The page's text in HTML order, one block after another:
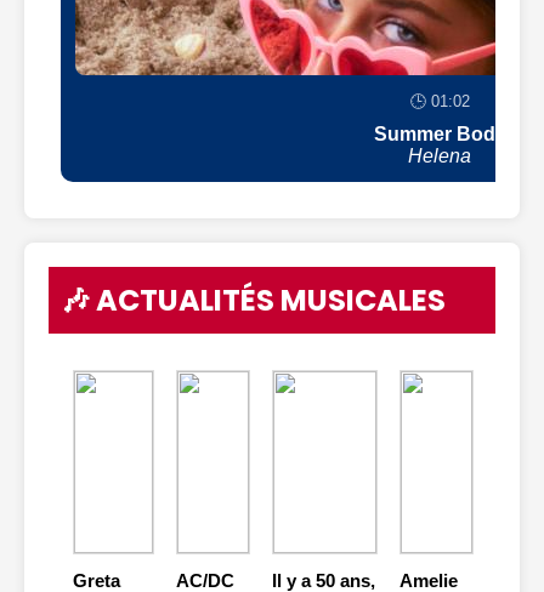
🕒 01:02
Summer Body
Helena
🎶 ACTUALITÉS MUSICALES
Greta
AC/DC
Il y a 50 ans,
Amelie